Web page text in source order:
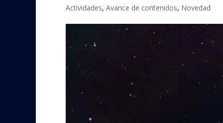
Actividades, Avance de contenidos, Novedad